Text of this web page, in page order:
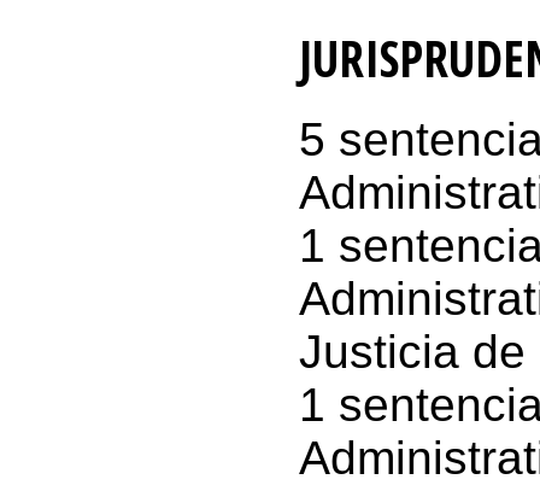
5
1
Justicia de
1